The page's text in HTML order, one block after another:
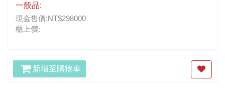
一般品:
現金售價:NT$298000
櫃上價:
新增至購物車